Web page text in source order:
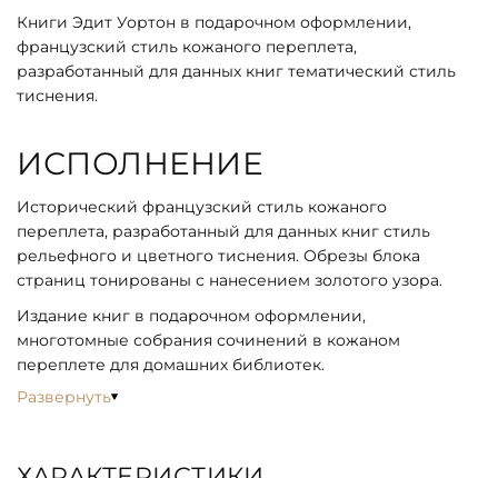
Книги Эдит Уортон в подарочном оформлении,
французский стиль кожаного переплета,
разработанный для данных книг тематический стиль
тиснения.
ИСПОЛНЕНИЕ
Исторический французский стиль кожаного
переплета, разработанный для данных книг стиль
рельефного и цветного тиснения. Обрезы блока
страниц тонированы с нанесением золотого узора.
Издание книг в подарочном оформлении,
многотомные собрания сочинений в кожаном
переплете для домашних библиотек.
Развернуть